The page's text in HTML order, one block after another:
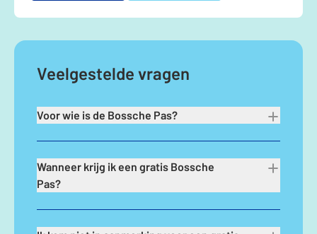
Veelgestelde vragen
Voor wie is de Bossche Pas?
Wanneer krijg ik een gratis Bossche
Pas?